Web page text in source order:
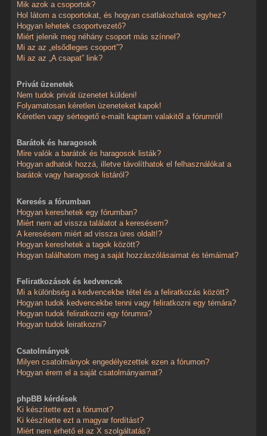
Mik azok a csoportok?
Hol látom a csoportokat, és hogyan csatlakozhatok egyhez?
Hogyan lehetek csoportvezető?
Miért jelenik meg néhány csoport más színnel?
Mi az az „elsődleges csoport”?
Mi az az „A csapat” link?
Privát üzenetek
Nem tudok privát üzenetet küldeni!
Folyamatosan kéretlen üzeneteket kapok!
Kéretlen vagy sértegető e-mailt kaptam valakitől a fórumról!
Barátok és haragosok
Mire valók a barátok és haragosok listák?
Hogyan adhatok hozzá, illetve távolíthatok el felhasználókat a
barátok vagy haragosok listáról?
Keresés a fórumban
Hogyan kereshetek egy fórumban?
Miért nem ad vissza találatot a keresésem?
A keresésem miért ad vissza üres oldalt!?
Hogyan kereshetek a tagok között?
Hogyan találhatom meg a saját hozzászólásaimat és témáimat?
Feliratkozások és kedvencek
Mi a különbség a kedvencekbe tétel és a feliratkozás között?
Hogyan tudok kedvencekbe tenni vagy feliratkozni egy témára?
Hogyan tudok feliratkozni egy fórumra?
Hogyan tudok leiratkozni?
Csatolmányok
Milyen csatolmányok engedélyezettek ezen a fórumon?
Hogyan érem el a saját csatolmányaimat?
phpBB kérdések
Ki készítette ezt a fórumot?
Ki készítette ezt a magyar fordítást?
Miért nem érhető el az X szolgáltatás?